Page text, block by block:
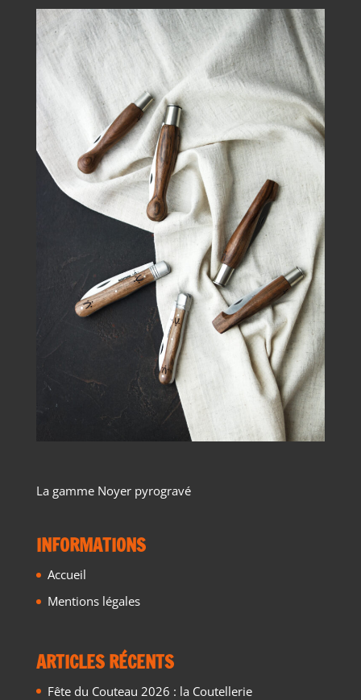
La gamme Noyer pyrogravé
INFORMATIONS
Accueil
Mentions légales
ARTICLES RÉCENTS
Fête du Couteau 2026 : la Coutellerie